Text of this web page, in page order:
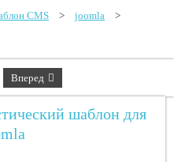
CMS > joomla
>
Вперед
шаблон для